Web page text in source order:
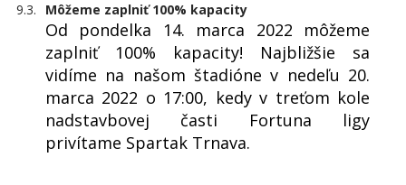
9.3. Môžeme zaplniť 100% kapacity
Od pondelka 14. marca 2022 môžeme
zaplniť 100% kapacity! Najbližšie sa
vidíme na našom štadióne v nedeľu 20.
marca 2022 o 17:00, kedy v treťom kole
nadstavbovej časti Fortuna ligy
privítame Spartak Trnava.